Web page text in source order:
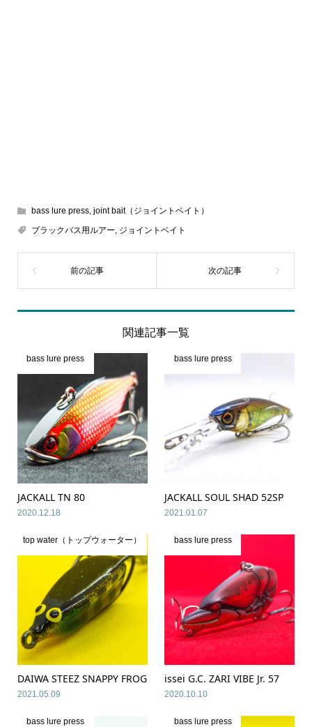
bass lure press, joint bait（ジョイントベイト）
ブラックバス用ルアー, ジョイントベイト
関連記事一覧
bass lure press
JACKALL TN 80
2020.12.18
bass lure press
JACKALL SOUL SHAD 52SP
2021.01.07
top water（トップウォーター）
DAIWA STEEZ SNAPPY FROG
2021.05.09
bass lure press
issei G.C. ZARI VIBE Jr. 57
2020.10.10
bass lure press bass lure press